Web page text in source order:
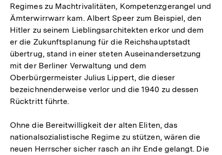
Regimes zu Machtrivalitäten, Kompetenzgerangel und
Ämterwirrwarr kam. Albert Speer zum Beispiel, den
Hitler zu seinem Lieblingsarchitekten erkor und dem
er die Zukunftsplanung für die Reichshauptstadt
übertrug, stand in einer steten Auseinandersetzung
mit der Berliner Verwaltung und dem
Oberbürgermeister Julius Lippert, die dieser
bezeichnenderweise verlor und die 1940 zu dessen
Rücktritt führte.
Ohne die Bereitwilligkeit der alten Eliten, das
nationalsozialistische Regime zu stützen, wären die
neuen Herrscher sicher rasch an ihr Ende gelangt. Die